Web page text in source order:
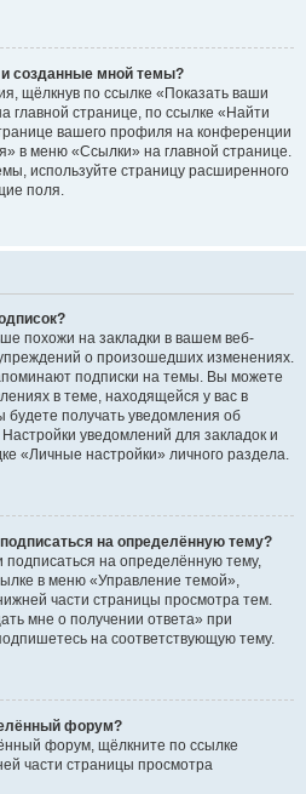
созданные мной темы?
щёлкнув по ссылке «Показать ваши
главной странице, по ссылке «Найти
вашего профиля на конференции
в меню «Ссылки» на главной странице.
используйте страницу расширенного
поля.
похожи на закладки в вашем веб-
о произошедших изменениях.
подписки на темы. Вы можете
в теме, находящейся у вас в
будете получать уведомления об
уведомлений для закладок и
«Личные настройки» личного раздела.
на определённую тему?
подписаться на определённую тему,
в меню «Управление темой»,
части страницы просмотра тем.
мне о получении ответа» при
на соответствующую тему.
форум?
форум, щёлкните по ссылке
части страницы просмотра